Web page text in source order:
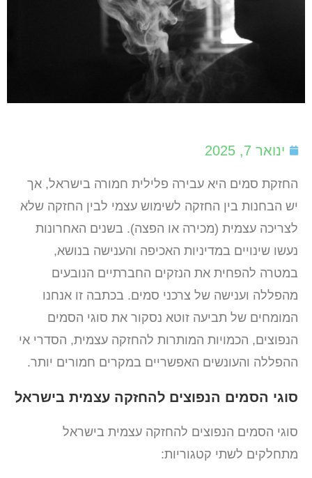
ינואר 7, 2025
החזקת סמים היא עבירה פלילית חמורה בישראל, אך
יש הבחנות בין החזקה לשימוש עצמי לבין החזקה שלא
לצריכה עצמית (מכירה או הפצה). בשנים האחרונות
נעשו שינויים במדיניות האכיפה והענישה בנושא,
במטרה להפחית את הנזקים החברתיים הנובעים
מהפללה וענישה של צרכני סמים. בכתבה זו אנחנו
המומחים של תביעה זוטא נסקור את סוגי הסמים
הנפוצים, הכמויות המותרות להחזקה עצמית, הסדרי אי
ההפללה והעונשים האפשריים במקרים חמורים יותר.
סוגי הסמים הנפוצים להחזקה עצמית בישראל
סוגי הסמים הנפוצים להחזקה עצמית בישראל
מתחלקים לשתי קטגוריות: